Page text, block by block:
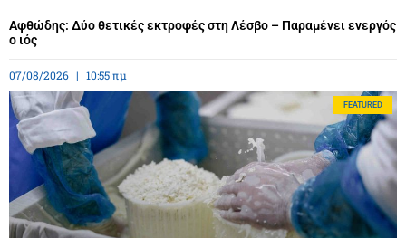
Αφθώδης: Δύο θετικές εκτροφές στη Λέσβο – Παραμένει ενεργός
ο ιός
07/08/2026 10:55 πμ
FEATURED